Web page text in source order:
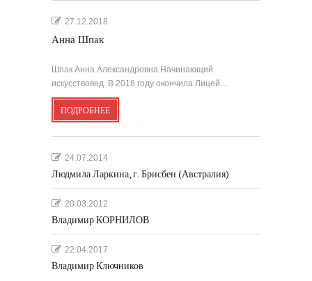
27.12.2018
Анна Шпак
Шпак Анна Александровна Начинающий
искусствовед. В 2018 году окончила Лицей…
ПОДРОБНЕЕ
24.07.2014
Людмила Ларкина, г. Брисбен (Австралия)
20.03.2012
Владимир КОРНИЛОВ
22.04.2017
Владимир Ключников